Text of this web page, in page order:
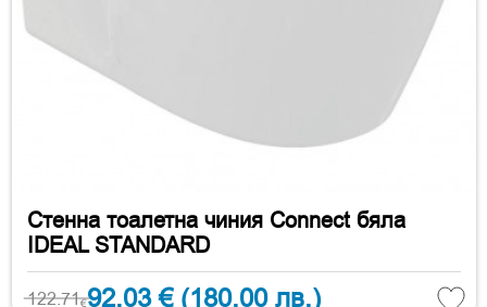
Стенна тоалетна чиния Connect бяла
IDEAL STANDARD
122.71€92.03 € (180.00 лв.)